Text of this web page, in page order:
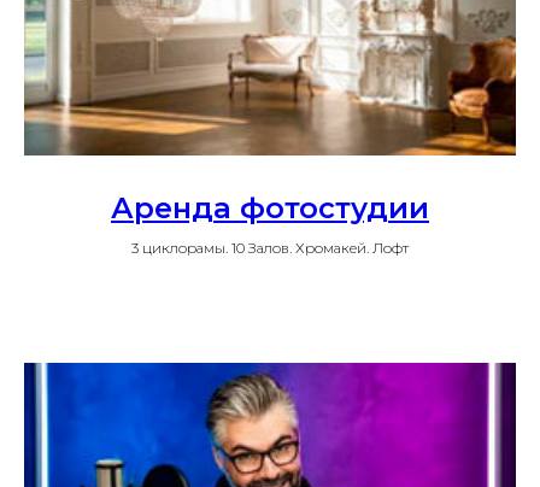
Аренда фотостудии
3 циклорамы. 10 Залов. Хромакей. Лофт